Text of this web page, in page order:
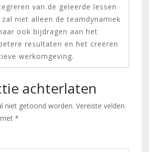
van de geleerde lessen
niet alleen de teamdynamiek
ook bijdragen aan het
resultaten en het creëren
werkomgeving.
achterlaten
niet getoond worden. Vereiste velden
*